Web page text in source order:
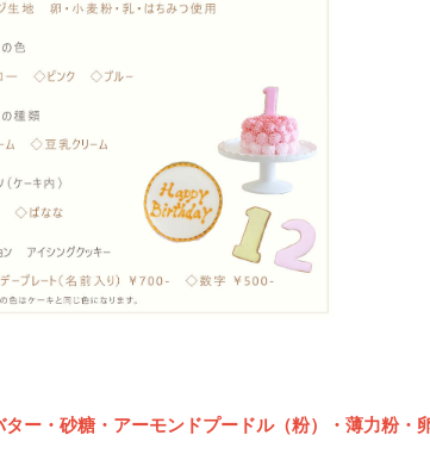
ー・砂糖・アーモンドプードル（粉）・薄力粉・卵